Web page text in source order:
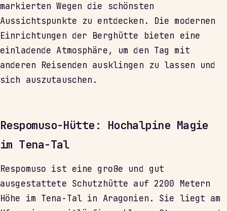
markierten Wegen die schönsten
Aussichtspunkte zu entdecken. Die modernen
Einrichtungen der Berghütte bieten eine
einladende Atmosphäre, um den Tag mit
anderen Reisenden ausklingen zu lassen und
sich auszutauschen.
Respomuso-Hütte: Hochalpine Magie
im Tena-Tal
Respomuso ist eine große und gut
ausgestattete Schutzhütte auf 2200 Metern
Höhe im Tena-Tal in Aragonien. Sie liegt am